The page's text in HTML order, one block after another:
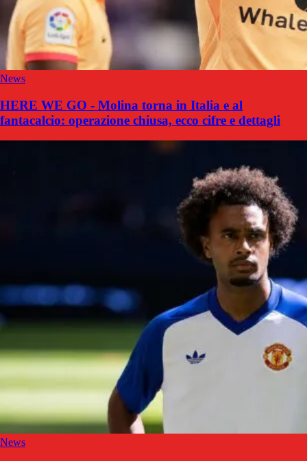
News
HERE WE GO - Molina torna in Italia e al
fantacalcio: operazione chiusa, ecco cifre e dettagli
News